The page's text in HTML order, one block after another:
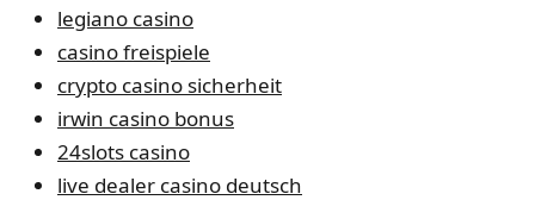
legiano casino
casino freispiele
crypto casino sicherheit
irwin casino bonus
24slots casino
live dealer casino deutsch